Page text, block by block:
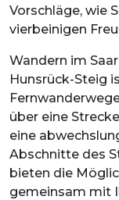
Vorschläge, wie
vierbeinigen
Wandern im
Hunsrück-Steig
über eine
eine
Abschnitte des
bieten die
gemeinsam mit